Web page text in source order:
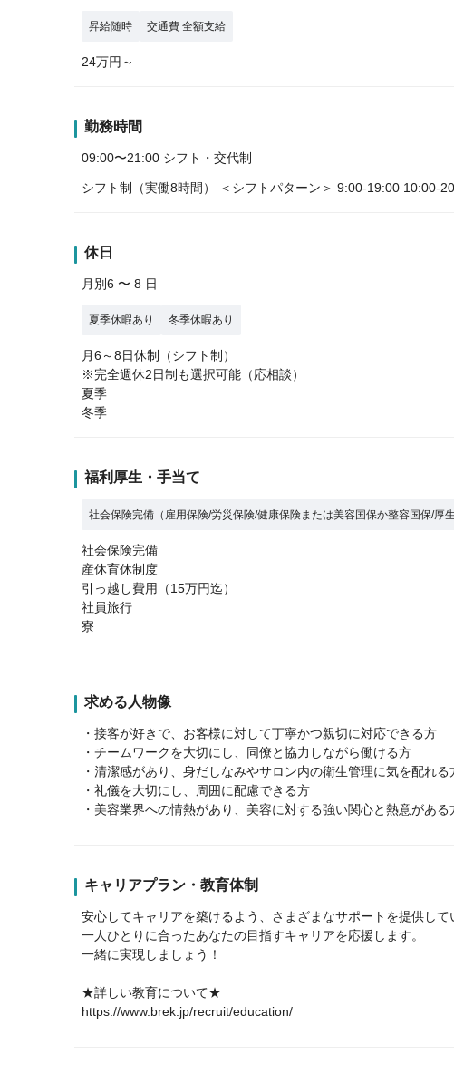
昇給随時 交通費 全額支給
24万円～
勤務時間
09:00〜21:00 シフト・交代制
シフト制（実働8時間） ＜シフトパターン＞ 9:00-19:00
休日
月別6 〜 8 日
夏季休暇あり 冬季休暇あり
月6～8日休制（シフト制）
※完全週休2日制も選択可能（応相談）
夏季
冬季
福利厚生・手当て
社会保険完備（雇用保険/労災保険/健康保険または美容国保か整容国保/厚生
社会保険完備
産休育休制度
引っ越し費用（15万円迄）
社員旅行
寮
求める人物像
・接客が好きで、お客様に対して丁寧かつ親切に対応できる方
・チームワークを大切にし、同僚と協力しながら働ける方
・清潔感があり、身だしなみやサロン内の衛生管理に気を配れる
・礼儀を大切にし、周囲に配慮できる方
・美容業界への情熱があり、美容に対する強い関心と熱意がある
キャリアプラン・教育体制
安心してキャリアを築けるよう、さまざまなサポートを提供して
一人ひとりに合ったあなたの目指すキャリアを応援します。
一緒に実現しましょう！
★詳しい教育について★
https://www.brek.jp/recruit/education/